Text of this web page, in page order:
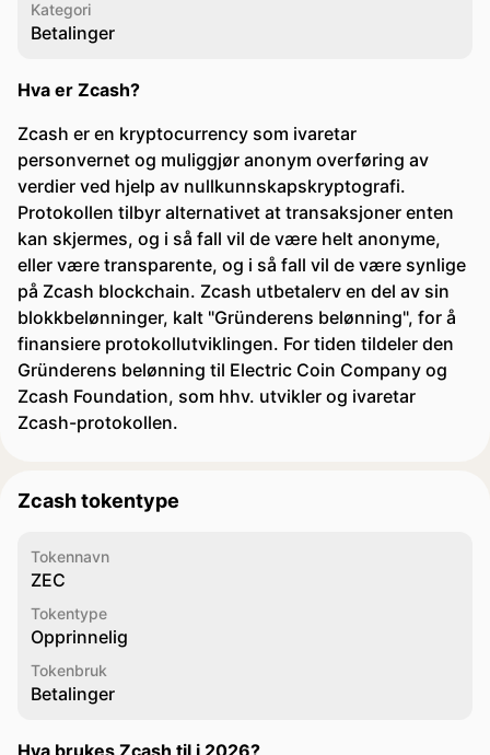
Kategori
Betalinger
Hva er Zcash?
Zcash er en kryptocurrency som ivaretar
personvernet og muliggjør anonym overføring av
verdier ved hjelp av nullkunnskapskryptografi.
Protokollen tilbyr alternativet at transaksjoner enten
kan skjermes, og i så fall vil de være helt anonyme,
eller være transparente, og i så fall vil de være synlige
på Zcash blockchain. Zcash utbetalerv en del av sin
blokkbelønninger, kalt "Gründerens belønning", for å
finansiere protokollutviklingen. For tiden tildeler den
Gründerens belønning til Electric Coin Company og
Zcash Foundation, som hhv. utvikler og ivaretar
Zcash-protokollen.
Zcash tokentype
Tokennavn
ZEC
Tokentype
Opprinnelig
Tokenbruk
Betalinger
Hva brukes Zcash til i 2026?